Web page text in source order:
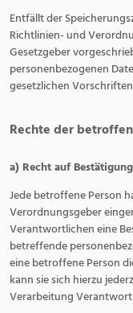
Entfällt der
Richtlinien- und
Gesetzgeber
personenbezogenen
gesetzlichen
Rechte der
a) Recht auf Bestätigung
Jede betroffene Person
Verordnungsgeber
Verantwortlichen eine
betreffende
eine betroffene Person
kann sie sich hierzu
Verarbeitung